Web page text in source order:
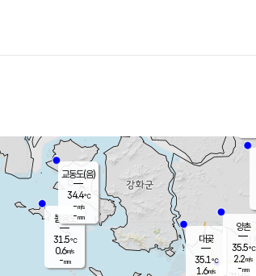
볼음도
31.5℃
0.6m/s
-mm
대곶
35.1℃
1.6m/s
양촌
35.5℃
2.2m/s
-mm
교동도(음)
34.4℃
-m/s
-mm